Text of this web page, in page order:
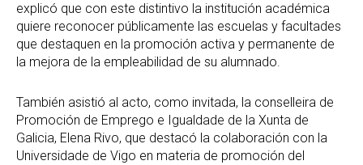
explicó que con este distintivo la institución académica
quiere reconocer públicamente las escuelas y facultades
que destaquen en la promoción activa y permanente de
la mejora de la empleabilidad de su alumnado.
También asistió al acto, como invitada, la conselleira de
Promoción de Emprego e Igualdade de la Xunta de
Galicia, Elena Rivo, que destacó la colaboración con la
Universidade de Vigo en materia de promoción del